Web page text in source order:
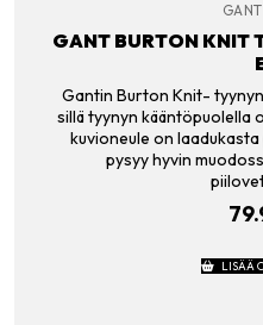
GANT BURTON KNIT
Gantin Burton Knit-
sillä tyynyn kääntöpuolella
kuvioneule on
pysyy hyvin
LISÄÄ